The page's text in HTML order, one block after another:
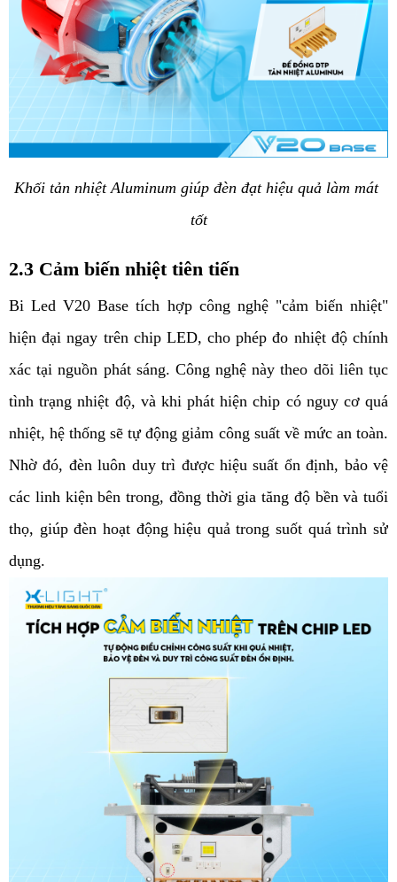
Khối tản nhiệt Aluminum giúp đèn đạt hiệu quả làm mát
tốt
2.3 Cảm biến nhiệt tiên tiến
Bi Led V20 Base tích hợp công nghệ "cảm biến nhiệt"
hiện đại ngay trên chip LED, cho phép đo nhiệt độ chính
xác tại nguồn phát sáng. Công nghệ này theo dõi liên tục
tình trạng nhiệt độ, và khi phát hiện chip có nguy cơ quá
nhiệt, hệ thống sẽ tự động giảm công suất về mức an toàn.
Nhờ đó, đèn luôn duy trì được hiệu suất ổn định, bảo vệ
các linh kiện bên trong, đồng thời gia tăng độ bền và tuổi
thọ, giúp đèn hoạt động hiệu quả trong suốt quá trình sử
dụng.